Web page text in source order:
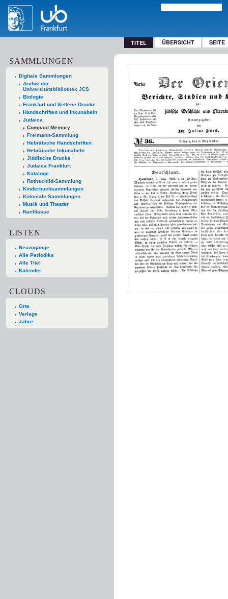
TITEL ÜBERSICHT SEITE
SAMMLUNGEN
Digitale Sammlungen
Archiv der
Universitätsbibliothek JCS
Biologie
Frankfurt und Seltene Drucke
Handschriften und Inkunabeln
Judaica
Compact Memory
Freimann-Sammlung
Hebräische Handschriften
Hebräische Inkunabeln
Jiddische Drucke
Judaica Frankfurt
Kataloge
Rothschild-Sammlung
Kinderbuchsammlungen
Koloniale Sammlungen
Musik und Theater
Nachlässe
LISTEN
Neuzugänge
Alle Periodika
Alle Titel
Kalender
CLOUDS
Orte
Verlage
Jahre